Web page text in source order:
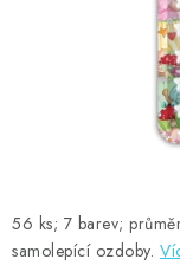
Kontakty
Hodnocení obchodu
Podmínky ochrany
56 ks; 7 barev;
samolepící ozdoby.